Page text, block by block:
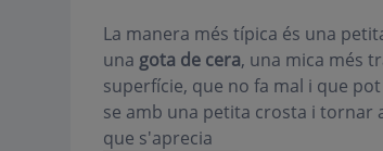
La manera més típica és una
una gota de cera, una mica més
superfície, que no fa mal i que
se amb una petita crosta i tornar
que s'aprecia